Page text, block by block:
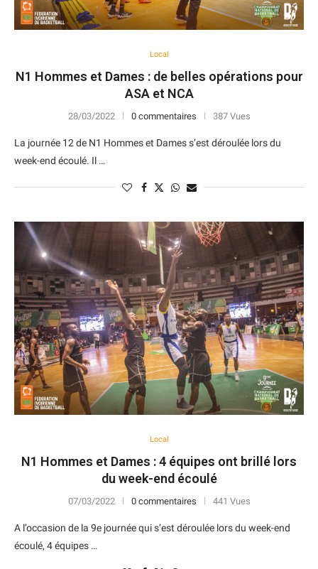
Local
N1 Hommes et Dames : de belles opérations pour
ASA et NCA
28/03/2022 0 commentaires 387 Vues
La journée 12 de N1 Hommes et Dames s’est déroulée lors du
week-end écoulé. Il …
Local
N1 Hommes et Dames : 4 équipes ont brillé lors
du week-end écoulé
07/03/2022 0 commentaires 441 Vues
A l’occasion de la 9e journée qui s’est déroulée lors du week-end
écoulé, 4 équipes …